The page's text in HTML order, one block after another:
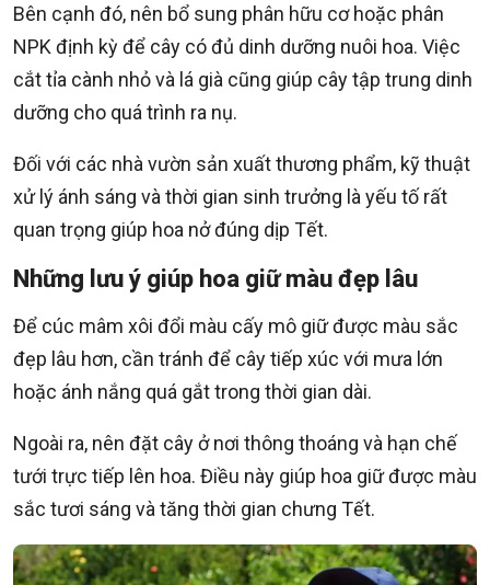
Bên cạnh đó, nên bổ sung phân hữu cơ hoặc phân
NPK định kỳ để cây có đủ dinh dưỡng nuôi hoa. Việc
cắt tỉa cành nhỏ và lá già cũng giúp cây tập trung dinh
dưỡng cho quá trình ra nụ.
Đối với các nhà vườn sản xuất thương phẩm, kỹ thuật
xử lý ánh sáng và thời gian sinh trưởng là yếu tố rất
quan trọng giúp hoa nở đúng dịp Tết.
Những lưu ý giúp hoa giữ màu đẹp lâu
Để cúc mâm xôi đổi màu cấy mô giữ được màu sắc
đẹp lâu hơn, cần tránh để cây tiếp xúc với mưa lớn
hoặc ánh nắng quá gắt trong thời gian dài.
Ngoài ra, nên đặt cây ở nơi thông thoáng và hạn chế
tưới trực tiếp lên hoa. Điều này giúp hoa giữ được màu
sắc tươi sáng và tăng thời gian chưng Tết.